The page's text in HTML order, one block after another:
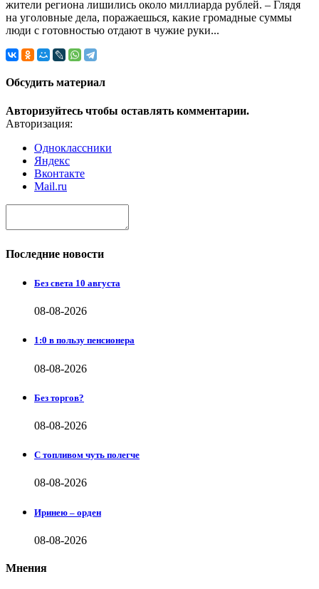
жители региона лишились около миллиарда рублей. – Глядя
на уголовные дела, поражаешься, какие громадные суммы
люди с готовностью отдают в чужие руки...
Обсудить материал
Авторизуйтесь чтобы оставлять комментарии.
Авторизация:
Одноклассники
Яндекс
Вконтакте
Mail.ru
Последние новости
Без света 10 августа
08-08-2026
1:0 в пользу пенсионера
08-08-2026
Без торгов?
08-08-2026
С топливом чуть полегче
08-08-2026
Иринею – орден
08-08-2026
Мнения